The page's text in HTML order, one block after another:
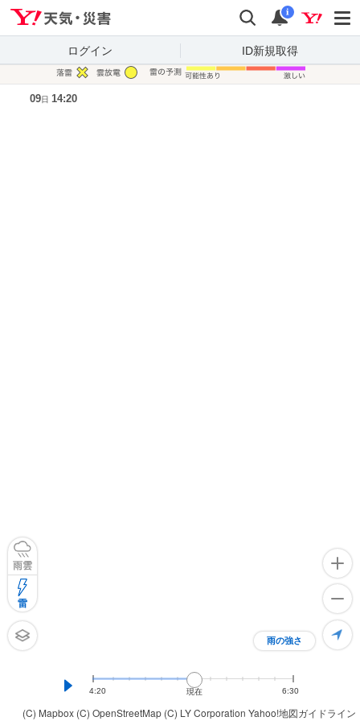
検索 通知
i
ログイン ID新規取得
(C) Mapbox (C) OpenStreetMap (C) LY Corporation Yahoo!地図ガイドライン
雨の強さ
雨雲
雷
4:20 現在 6:30
09日 14:20